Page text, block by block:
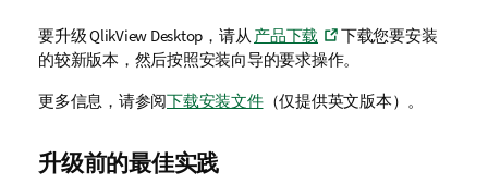
要升级QlikView Desktop ，请从 产品下载
下载您要安装
的较新版本，然后按照安装向导的要求操作。
更多信息，请参阅下载安装文件（仅提供英文版本） 。
升级前的最佳实践